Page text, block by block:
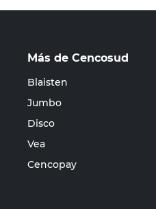
Más de Cencosud
Blaisten
Jumbo
Disco
Vea
Cencopay